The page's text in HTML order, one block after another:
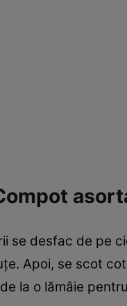
se desfac de pe
Apoi, se scot
la o lămâie